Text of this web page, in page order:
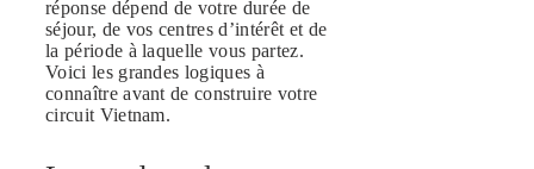
réponse dépend de votre durée de
séjour, de vos centres d’intérêt et de
la période à laquelle vous partez.
Voici les grandes logiques à
connaître avant de construire votre
circuit Vietnam.